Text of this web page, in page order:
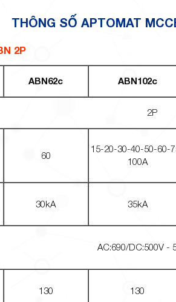
THÔNG SỐ APTOMAT
2P
ABN62c ABN102c
2P
60
15-20-30-40-50-60-
100A
30kA 35kA
AC:690/DC:500V -
130 130